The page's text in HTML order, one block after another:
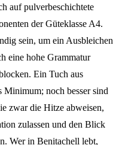
auf pulverbeschichtete
der Güteklasse A4.
sein, um ein Ausbleichen
eine hohe Grammatur
Ein Tuch aus
Minimum; noch besser sind
zwar die Hitze abweisen,
zulassen und den Blick
Wer in Benitachell lebt,